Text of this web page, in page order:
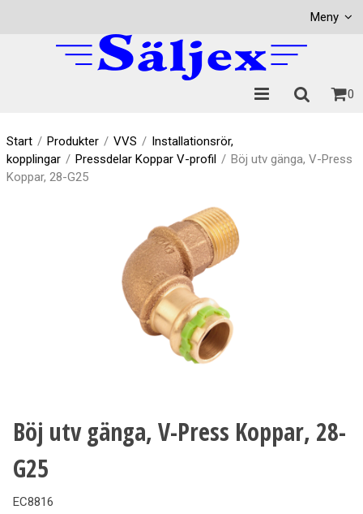
Meny
0
Start / Produkter / VVS / Installationsrör,
kopplingar / Pressdelar Koppar V-profil / Böj utv gänga, V-Press
Koppar, 28-G25
Böj utv gänga, V-Press Koppar, 28-
G25
EC8816